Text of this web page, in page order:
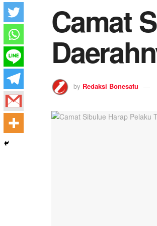
Camat
by Redaksi Bonesatu